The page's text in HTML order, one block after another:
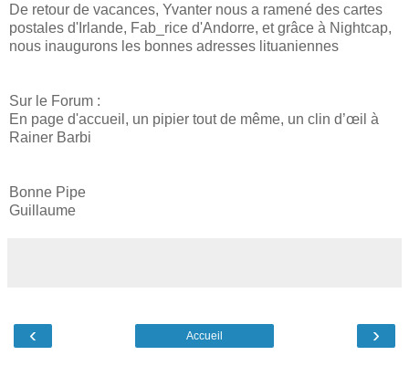
De retour de vacances, Yvanter nous a ramené des cartes
postales d'Irlande, Fab_rice d'Andorre, et grâce à Nightcap,
nous inaugurons les bonnes adresses lituaniennes
Sur le Forum :
En page d'accueil, un pipier tout de même, un clin d’œil à
Rainer Barbi
Bonne Pipe
Guillaume
‹ ›
Accueil